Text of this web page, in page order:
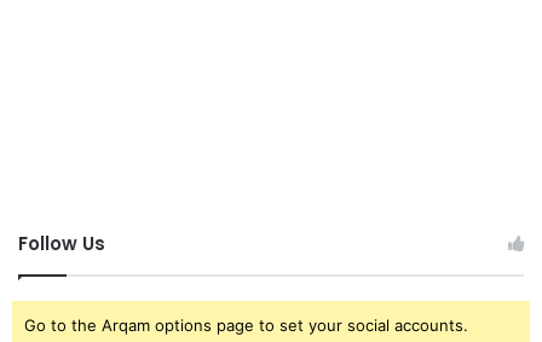
Follow Us
Go to the Arqam options page to set your social accounts.